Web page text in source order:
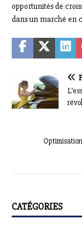
opportunités de
dans un marché en
CATÉGORIES